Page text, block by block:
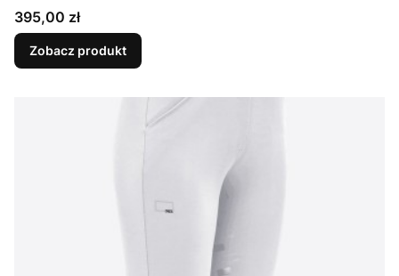
Cena
395,00 zł
Zobacz produkt